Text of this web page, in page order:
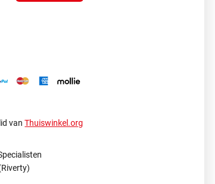
vanThuiswinkel.org